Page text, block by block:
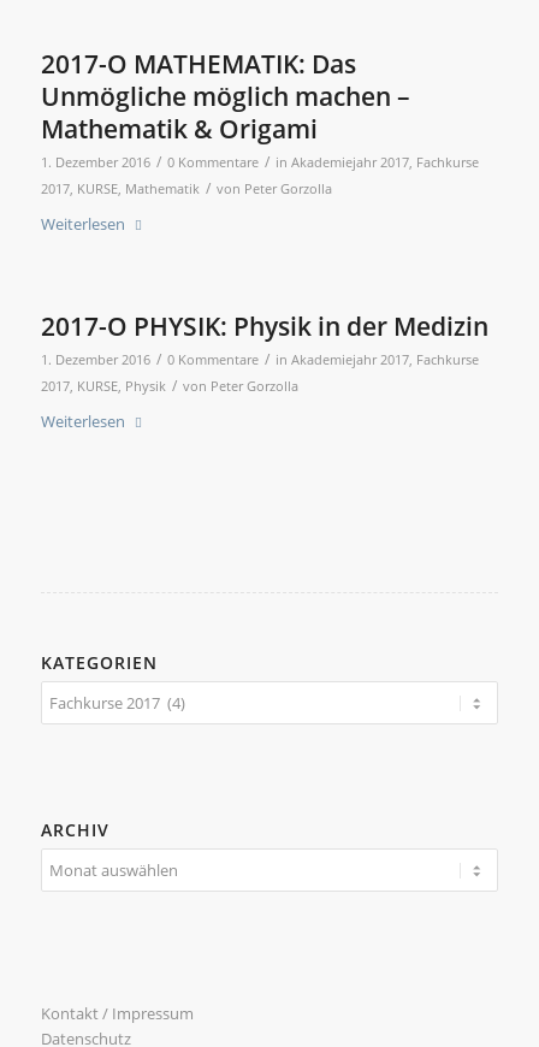
2017-O MATHEMATIK: Das
Unmögliche möglich machen –
Mathematik & Origami
1. Dezember 2016 / 0 Kommentare / in Akademiejahr 2017, Fachkurse
2017, KURSE, Mathematik / von Peter Gorzolla
Weiterlesen
2017-O PHYSIK: Physik in der Medizin
1. Dezember 2016 / 0 Kommentare / in Akademiejahr 2017, Fachkurse
2017, KURSE, Physik / von Peter Gorzolla
Weiterlesen
KATEGORIEN
Kategorien
ARCHIV
Kontakt / Impressum
Datenschutz